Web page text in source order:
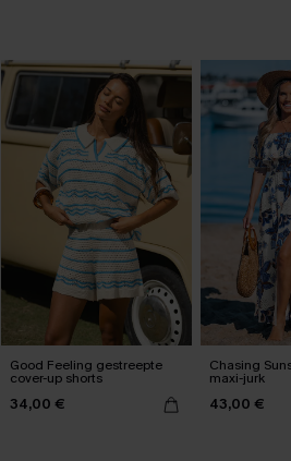
Good Feeling gestreepte
cover-up shorts
34,00 €
Chasing
maxi-jurk
43,00 €